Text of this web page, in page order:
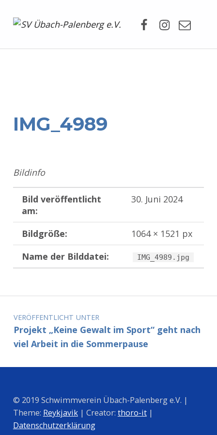
IMG_4989
Bildinfo
Bild veröffentlicht
am:
30. Juni 2024
Bildgröße:
1064 × 1521 px
Name der Bilddatei:
IMG_4989.jpg
Zurück zur Hauptnavigation springen
Beitragsnavigation
VERÖFFENTLICHT UNTER
Projekt „Keine Gewalt im Sport“ geht nach
viel Arbeit in die Sommerpause
© 2019 Schwimmverein Übach-Palenberg e.V. |
Theme: Reykjavik| Creator: thoro-it|
Datenschutzerklärung